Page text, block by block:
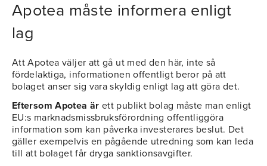
Apotea måste informera enligt
lag
Att Apotea väljer att gå ut med den här, inte så
fördelaktiga, informationen offentligt beror på att
bolaget anser sig vara skyldig enligt lag att göra det.
Eftersom Apotea är ett publikt bolag måste man enligt
EU:s marknadsmissbruksförordning offentliggöra
information som kan påverka investerares beslut. Det
gäller exempelvis en pågående utredning som kan leda
till att bolaget får dryga sanktionsavgifter.